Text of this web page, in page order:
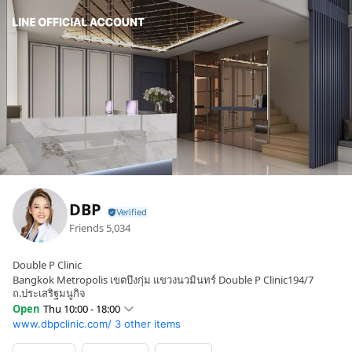
DBP
Friends 5,034
Double P Clinic
Bangkok Metropolis เขตบึงกุ่ม แขวงนวมินทร์ Double P Clinic194/7
ถ.ประเสริฐมนูกิจ
Open Thu 10:00 - 18:00
SunClosed
Mon10:00 - 18:00
www.dbpclinic.com/ 3 other items